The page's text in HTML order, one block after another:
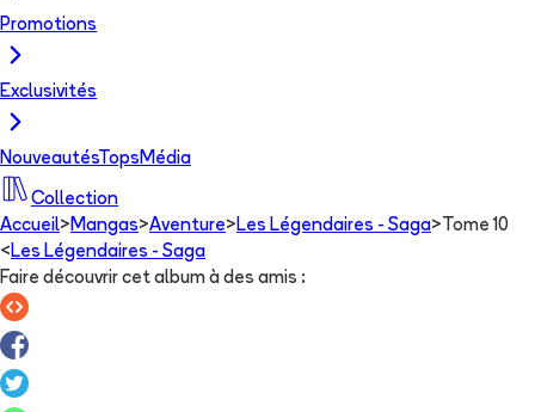
Promotions
Exclusivités
NouveautésTops Média
Collection
Accueil> Mangas>Aventure> Les Légendaires - Saga> Tome 10
< Les Légendaires - Saga
Faire découvrir cet album à des amis :